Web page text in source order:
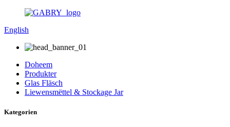
English
Doheem
Produkter
Glas Fläsch
Liewensmëttel & Stockage Jar
Kategorien